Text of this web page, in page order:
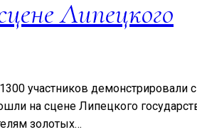
Липецкого
участников демонстрировали
на сцене Липецкого
золотых…